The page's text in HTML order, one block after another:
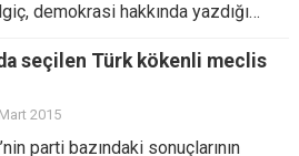
demokrasi hakkında yazdığı…
seçilen Türk kökenli meclis
2015
parti bazındaki sonuçlarının